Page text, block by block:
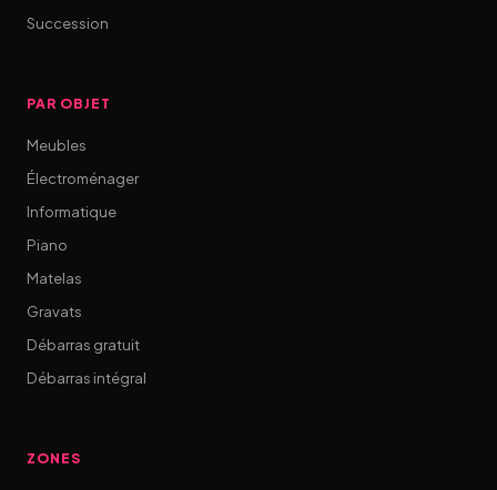
Succession
PAR OBJET
Meubles
Électroménager
Informatique
Piano
Matelas
Gravats
Débarras gratuit
Débarras intégral
ZONES